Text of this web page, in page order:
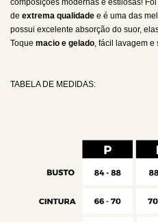
composições modernas e estilosas! Foi
de extrema qualidade e é uma das
possui excelente absorção do suor,
Toque macio e gelado, fácil lavagem e
TABELA DE MEDIDAS: